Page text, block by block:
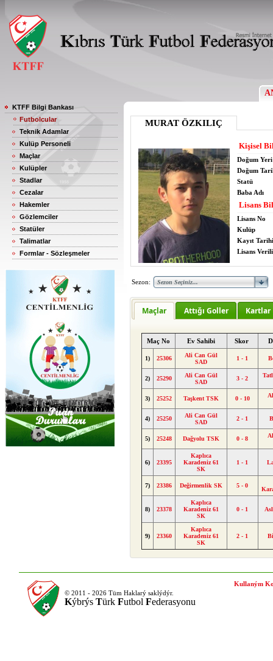
KTFF Bilgi Bankası
Futbolcular
Teknik Adamlar
Kulüp Personeli
Maçlar
Kulüpler
Stadlar
Cezalar
Hakemler
Gözlemciler
Statüler
Talimatlar
Formlar - Sözleşmeler
MURAT ÖZKILIÇ
Kişisel
Doğum Yeri
Doğum
Statü
Baba Adı
Lisans
Lisans No
Kulüp
Kayıt Tarihi
Lisans
Sezon:
Maçlar Attığı Goller Kartlar
Maç No Ev Sahibi Skor
1) 25306
Ali Can Gül
SAD
1 - 1
2) 25290
Ali Can Gül
SAD
3 - 2
3) 25252 Taşkent TSK 0 - 10
4) 25250
Ali Can Gül
SAD
2 - 1
5) 25248 Dağyolu TSK 0 - 8
6) 23395
Kaplıca
Karadeniz 61
SK
1 - 1
7) 23386 Değirmenlik SK 5 - 0
8) 23378
Kaplıca
Karadeniz 61
SK
0 - 1
9) 23360
Kaplıca
Karadeniz 61
SK
2 - 1
© 2011 - 2026 Tüm Haklarý saklýdýr.
Kýbrýs Türk Futbol Federasyonu
Kullaným